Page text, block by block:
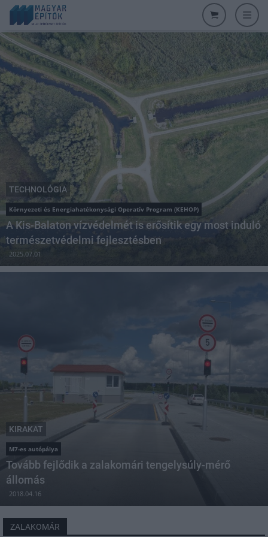
TECHNOLÓGIA
Környezeti és Energiahatékonysági Operatív Program (KEHOP)
A Kis-Balaton vízvédelmét is erősítik egy most induló
természetvédelmi fejlesztésben
2025.07.01
KIRAKAT
M7-es autópálya
Tovább fejlődik a zalakomári tengelysúly-mérő
állomás
2018.04.16
ZALAKOMÁR